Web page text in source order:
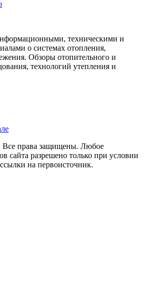
техническими и
о системах отопления,
Обзоры отопительного и
технологий утепления и
Все права защищены. Любое
сайта разрешено только при условии
на первоисточник.